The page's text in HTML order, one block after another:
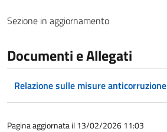
Sezione in aggiornamento
Documenti e Allegati
Relazione sulle misure anticorruzione
Pagina aggiornata il 13/02/2026 11:03